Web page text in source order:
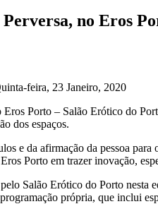
no Eros
feira, 23 Janeiro, 2020
Eros Porto – Salão Erótico do
dos espaços.
e da afirmação da pessoa
Porto em trazer inovação,
Salão Erótico do Porto nesta
própria, que inclui